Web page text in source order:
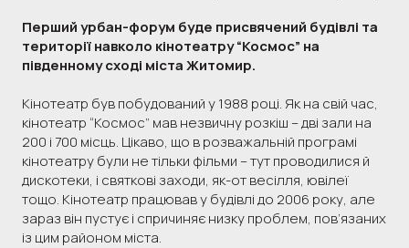
Перший урбан-форум буде присвячений будівлі та
території навколо кінотеатру “Космос” на
південному сході міста Житомир.
Кінотеатр був побудований у 1988 році. Як на свій час,
кінотеатр “Космос” мав незвичну розкіш – дві зали на
200 і 700 місць. Цікаво, що в розважальній програмі
кінотеатру були не тільки фільми – тут проводилися й
дискотеки, і святкові заходи, як-от весілля, ювілеї
тощо. Кінотеатр працював у будівлі до 2006 року, але
зараз він пустує і спричиняє низку проблем, пов’язаних
із цим районом міста.